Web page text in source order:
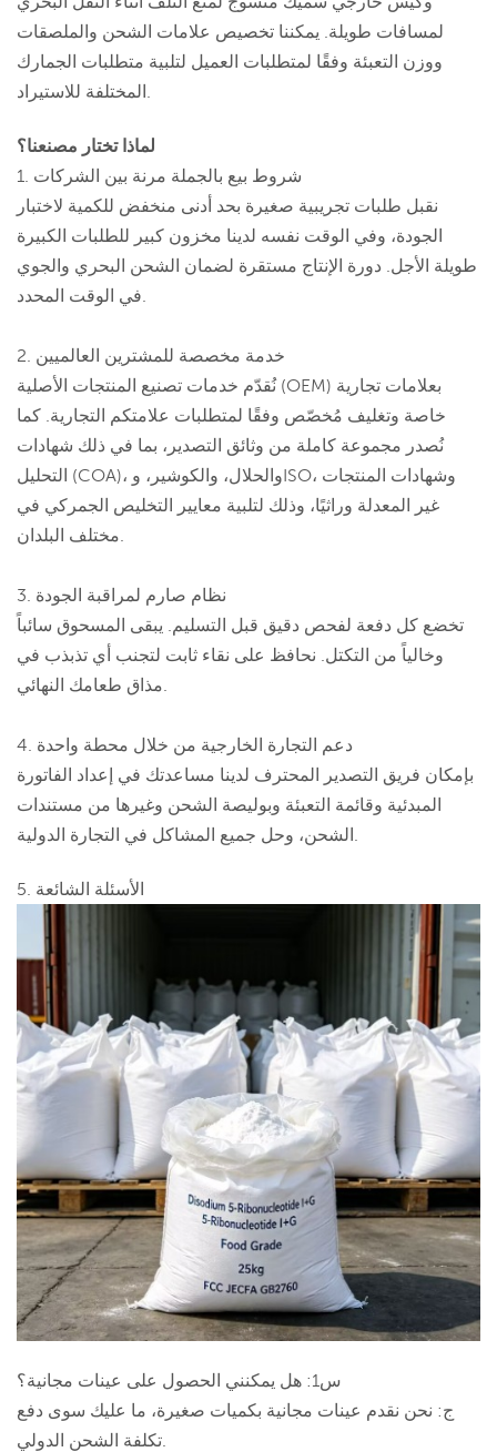
لمسافات طويلة. يمكننا تخصيص علامات الشحن والملصقات
ووزن التعبئة وفقًا لمتطلبات العميل لتلبية متطلبات الجمارك
المختلفة للاستيراد.
لماذا تختار مصنعنا؟
1. شروط بيع بالجملة مرنة بين الشركات
نقبل طلبات تجريبية صغيرة بحد أدنى منخفض للكمية لاختبار
الجودة، وفي الوقت نفسه لدينا مخزون كبير للطلبات الكبيرة
طويلة الأجل. دورة الإنتاج مستقرة لضمان الشحن البحري والجوي
في الوقت المحدد.
2. خدمة مخصصة للمشترين العالميين
نُقدّم خدمات تصنيع المنتجات الأصلية (OEM) بعلامات تجارية
خاصة وتغليف مُخصّص وفقًا لمتطلبات علامتكم التجارية. كما
نُصدر مجموعة كاملة من وثائق التصدير، بما في ذلك شهادات
التحليل (COA)، والحلال، والكوشير، وISO، وشهادات المنتجات
غير المعدلة وراثيًا، وذلك لتلبية معايير التخليص الجمركي في
مختلف البلدان.
3. نظام صارم لمراقبة الجودة
تخضع كل دفعة لفحص دقيق قبل التسليم. يبقى المسحوق سائباً
وخالياً من التكتل. نحافظ على نقاء ثابت لتجنب أي تذبذب في
مذاق طعامك النهائي.
4. دعم التجارة الخارجية من خلال محطة واحدة
بإمكان فريق التصدير المحترف لدينا مساعدتك في إعداد الفاتورة
المبدئية وقائمة التعبئة وبوليصة الشحن وغيرها من مستندات
الشحن، وحل جميع المشاكل في التجارة الدولية.
5. الأسئلة الشائعة
س1: هل يمكنني الحصول على عينات مجانية؟
ج: نحن نقدم عينات مجانية بكميات صغيرة، ما عليك سوى دفع
تكلفة الشحن الدولي.